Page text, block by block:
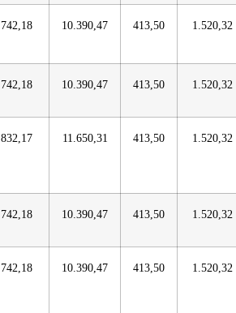
742,18 10.390,47 413,50 1.520,32
742,18 10.390,47 413,50 1.520,32
832,17 11.650,31 413,50 1.520,32
742,18 10.390,47 413,50 1.520,32
742,18 10.390,47 413,50 1.520,32